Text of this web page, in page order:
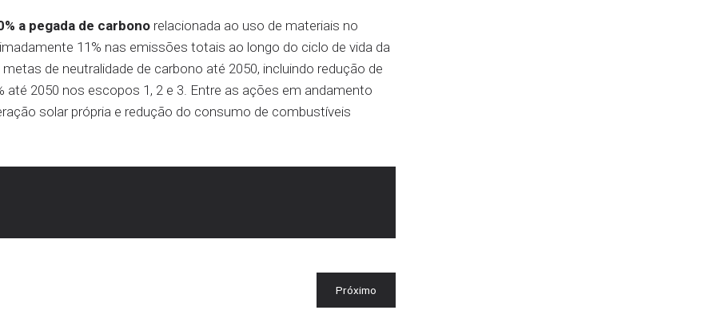
a pegada de carbono relacionada ao uso de materiais no
11% nas emissões totais ao longo do ciclo de vida da
de neutralidade de carbono até 2050, incluindo redução de
2050 nos escopos 1, 2 e 3. Entre as ações em andamento
solar própria e redução do consumo de combustíveis
Próximo